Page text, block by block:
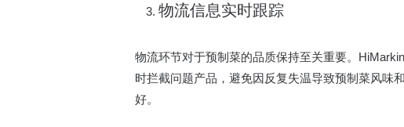
物流信息实时跟踪​
物流环节对于预制菜的品质保持至关重要。
时拦截问题产品，避免因反复失温导致预制菜风味
好。​